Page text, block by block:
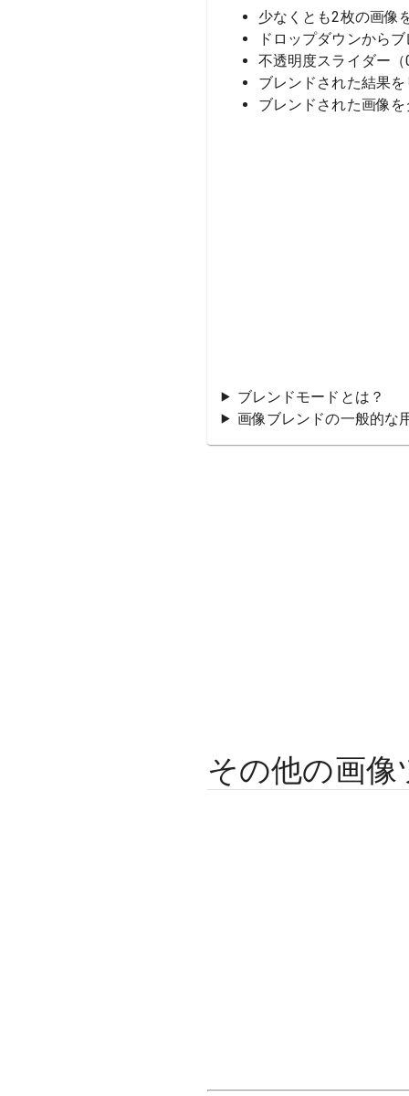
少なくとも2枚の画像
ドロップダウンから
不透明度スライダー
ブレンドされた結果
ブレンドされた画像
ブレンドモードとは？
画像ブレンドの一般的な
その他の画像